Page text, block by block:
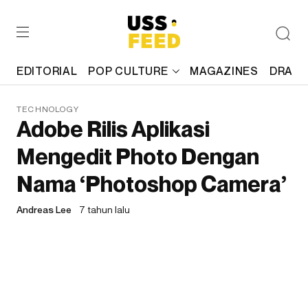
EDITORIAL POP CULTURE MAGAZINES
TECHNOLOGY
Adobe Rilis Aplikasi
Mengedit Photo Dengan
Nama ‘Photoshop Camera’
Andreas Lee 7 tahun lalu